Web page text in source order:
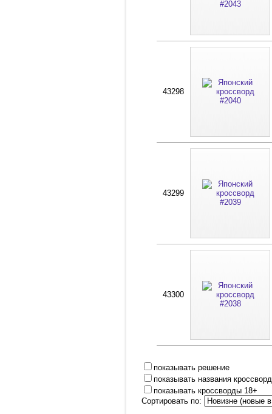
43298
43299
43300
показывать решение
показывать названия
показывать кроссворды 18+
Сортировать по: